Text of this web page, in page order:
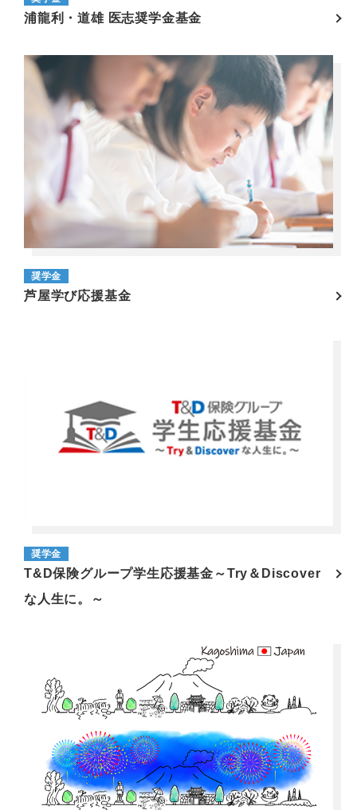
浦龍利・道雄 医志奨学金基金
奨学金
芦屋学び応援基金
奨学金
T&D保険グループ学生応援基金～Try＆Discover
な人生に。～